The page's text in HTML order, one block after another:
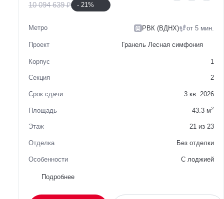
10 094 639 ₽ - 21%
Метро РВК (ВДНХ) от 5 мин.
Проект Гранель Лесная симфония
Корпус 1
Секция 2
Срок сдачи 3 кв. 2026
Площадь 43.3 м2
Этаж 21 из 23
Отделка Без отделки
Особенности C лоджией
РайонПодробнее